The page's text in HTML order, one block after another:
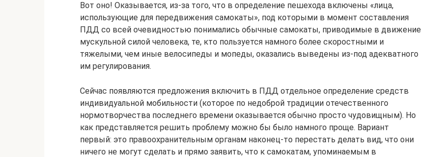
Вот оно! Оказывается, из-за того, что в определение пешехода включены «лица,
использующие для передвижения самокаты», под которыми в момент составления
ПДД со всей очевидностью понимались обычные самокаты, приводимые в движение
мускульной силой человека, те, кто пользуется намного более скоростными и
тяжелыми, чем иные велосипеды и мопеды, оказались выведены из-под адекватного
им регулирования.
Сейчас появляются предложения включить в ПДД отдельное определение средств
индивидуальной мобильности (которое по недоброй традиции отечественного
нормотворчества последнего времени оказывается обычно просто чудовищным). Но
как представляется решить проблему можно бы было намного проще. Вариант
первый: это правоохранительным органам наконец-то перестать делать вид, что они
ничего не могут сделать и прямо заявить, что к самокатам, упоминаемым в